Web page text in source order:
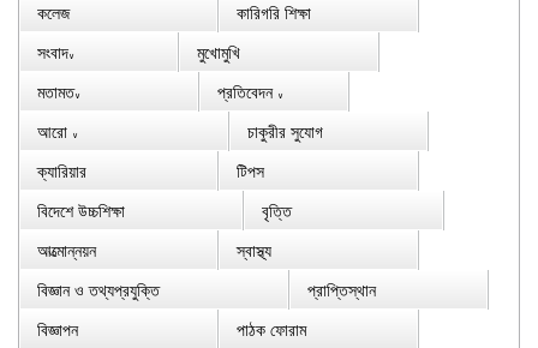
কলেজ
কারিগরি শিক্ষা
সংবাদ∨
মুখোমুখি
মতামত∨ প্রতিবেদন ∨
আরো ∨
চাকুরীর সুযোগ
ক্যারিয়ার
টিপস
বিদেশে উচ্চশিক্ষা
বৃত্তি
আত্মোন্নয়ন
স্বাস্থ্য
বিজ্ঞান ও তথ্যপ্রযুক্তি
প্রাপ্তিস্থান
বিজ্ঞাপন
পাঠক ফোরাম